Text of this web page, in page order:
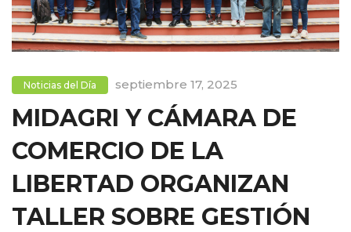
Noticias del Día septiembre 17, 2025
MIDAGRI Y CÁMARA DE
COMERCIO DE LA
LIBERTAD ORGANIZAN
TALLER SOBRE GESTIÓN